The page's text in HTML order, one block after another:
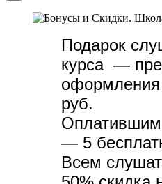
Подарок
курса —
оформления
руб.
— 5
Всем